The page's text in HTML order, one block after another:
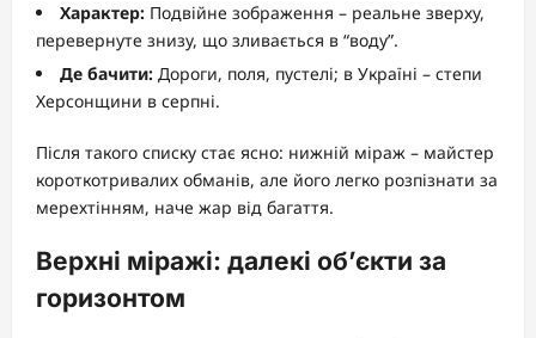
Характер: Подвійне зображення – реальне зверху,
перевернуте знизу, що зливається в “воду”.
Де бачити: Дороги, поля, пустелі; в Україні – степи
Херсонщини в серпні.
Після такого списку стає ясно: нижній міраж – майстер
короткотривалих обманів, але його легко розпізнати за
мерехтінням, наче жар від багаття.
Верхні міражі: далекі об’єкти за
горизонтом